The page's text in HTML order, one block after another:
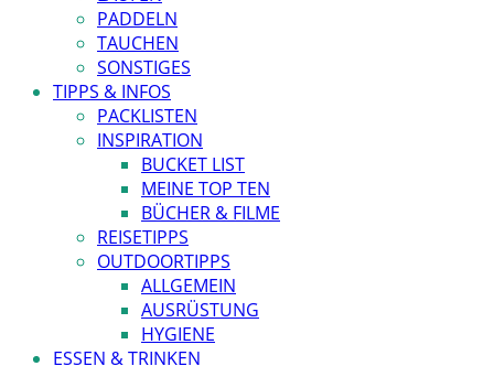
PADDELN
TAUCHEN
SONSTIGES
TIPPS & INFOS
PACKLISTEN
INSPIRATION
BUCKET LIST
MEINE TOP TEN
BÜCHER & FILME
REISETIPPS
OUTDOORTIPPS
ALLGEMEIN
AUSRÜSTUNG
HYGIENE
ESSEN & TRINKEN